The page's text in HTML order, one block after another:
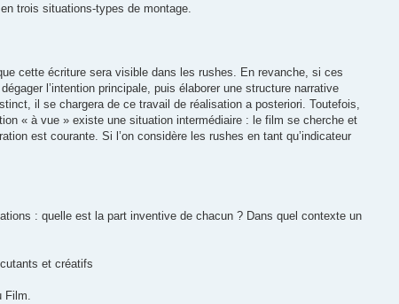
trois situations-types de montage.
cette écriture sera visible dans les rushes. En revanche, si ces
l’intention principale, puis élaborer une structure narrative
il se chargera de ce travail de réalisation a posteriori. Toutefois,
« à vue » existe une situation intermédiaire : le film se cherche et
est courante. Si l’on considère les rushes en tant qu’indicateur
: quelle est la part inventive de chacun ? Dans quel contexte un
et créatifs
Film.